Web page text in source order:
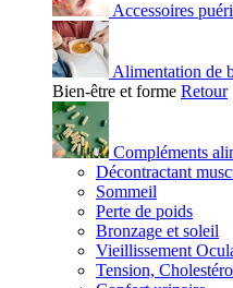
Accessoires
Alimentation de
Bien-être et forme Retour
Compléments
Décontractant
Sommeil
Perte de poids
Bronzage et soleil
Vieillissement
Tension,